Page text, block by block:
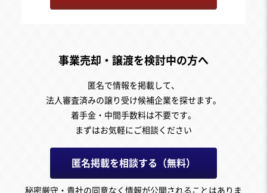
事業売却・譲渡を検討中の方へ
匿名で情報を掲載して、
法人審査済みの譲り受け候補企業を探せます。
着手金・中間手数料は不要です。
まずはお気軽にご相談ください
匿名掲載を相談する（無料）
秘密厳守・貴社の同意なく情報が公開されることはありま